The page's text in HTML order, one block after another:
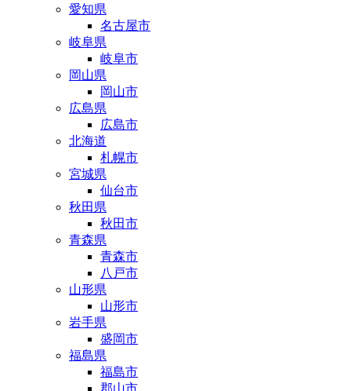
愛知県
名古屋市
岐阜県
岐阜市
岡山県
岡山市
広島県
広島市
北海道
札幌市
宮城県
仙台市
秋田県
秋田市
青森県
青森市
八戸市
山形県
山形市
岩手県
盛岡市
福島県
福島市
郡山市